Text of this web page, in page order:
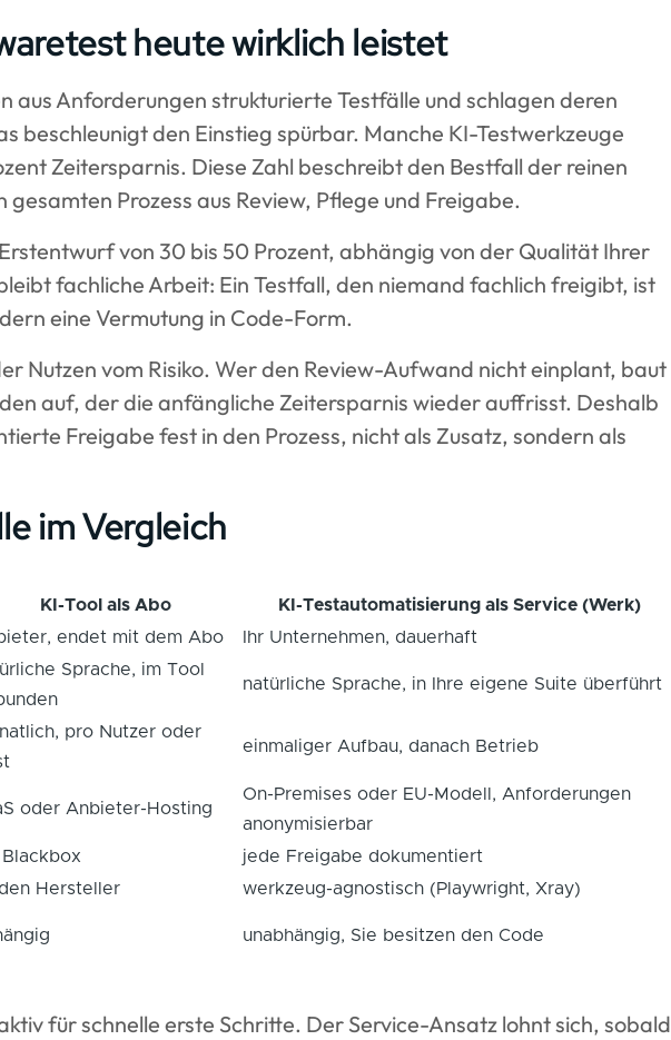
heute wirklich leistet
aus Anforderungen strukturierte Testfälle und schlagen deren
beschleunigt den Einstieg spürbar. Manche KI-Testwerkzeuge
Zeitersparnis. Diese Zahl beschreibt den Bestfall der reinen
gesamten Prozess aus Review, Pflege und Freigabe.
von 30 bis 50 Prozent, abhängig von der Qualität Ihrer
fachliche Arbeit: Ein Testfall, den niemand fachlich freigibt, ist
eine Vermutung in Code-Form.
Nutzen vom Risiko. Wer den Review-Aufwand nicht einplant, baut
auf, der die anfängliche Zeitersparnis wieder auffrisst. Deshalb
Freigabe fest in den Prozess, nicht als Zusatz, sondern als
im Vergleich
KI-Tool als Abo
KI-Testautomatisierung als Service (Werk)
endet mit dem Abo Ihr Unternehmen, dauerhaft
Sprache, im Tool
natürliche Sprache, in Ihre eigene Suite überführt
pro Nutzer oder
einmaliger Aufbau, danach Betrieb
oder Anbieter-Hosting
On-Premises oder EU-Modell, Anforderungen
anonymisierbar
jede Freigabe dokumentiert
Hersteller
werkzeug-agnostisch (Playwright, Xray)
unabhängig, Sie besitzen den Code
für schnelle erste Schritte. Der Service-Ansatz lohnt sich, sobald